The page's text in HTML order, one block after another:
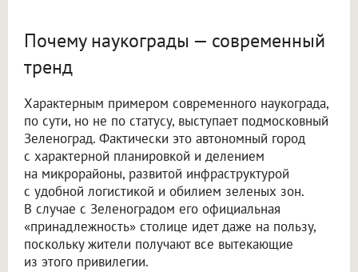
Почему наукограды — современный
тренд
Характерным примером современного наукограда,
по сути, но не по статусу, выступает подмосковный
Зеленоград. Фактически это автономный город
с характерной планировкой и делением
на микрорайоны, развитой инфраструктурой
с удобной логистикой и обилием зеленых зон.
В случае с Зеленоградом его официальная
«принадлежность» столице идет даже на пользу,
поскольку жители получают все вытекающие
из этого привилегии.